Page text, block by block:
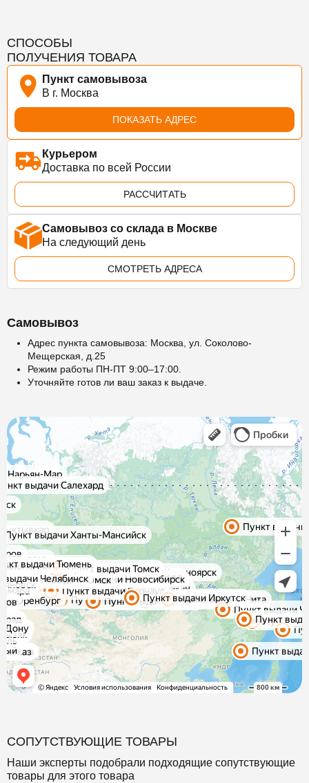
СПОСОБЫ
ПОЛУЧЕНИЯ ТОВАРА
Пункт самовывоза
В г. Москва
ПОКАЗАТЬ АДРЕС
Курьером
Доставка по всей России
РАССЧИТАТЬ
Самовывоз со склада в Москве
На следующий день
СМОТРЕТЬ АДРЕСА
Самовывоз
Адрес пункта самовывоза: Москва, ул. Соколово-
Мещерская, д.25
Режим работы ПН-ПТ 9:00–17:00.
Уточняйте готов ли ваш заказ к выдаче.
СОПУТСТВУЮЩИЕ ТОВАРЫ
Наши эксперты подобрали подходящие сопутствующие
товары для этого товара